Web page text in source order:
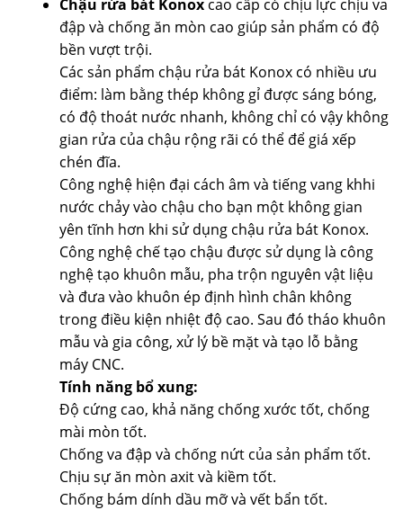
Chậu rửa bát Konoxcao cấp có chịu lực chịu va
đập và chống ăn mòn cao giúp sản phẩm có độ
bền vượt trội.
Các sản phẩm chậu rửa bát Konox có nhiều ưu
điểm: làm bằng thép không gỉ được sáng bóng,
có độ thoát nước nhanh, không chỉ có vậy không
gian rửa của chậu rộng rãi có thể để giá xếp
chén đĩa.
Công nghệ hiện đại cách âm và tiếng vang khhi
nước chảy vào chậu cho bạn một không gian
yên tĩnh hơn khi sử dụng chậu rửa bát Konox.
Công nghệ chế tạo chậu được sử dụng là công
nghệ tạo khuôn mẫu, pha trộn nguyên vật liệu
và đưa vào khuôn ép định hình chân không
trong điều kiện nhiệt độ cao. Sau đó tháo khuôn
mẫu và gia công, xử lý bề mặt và tạo lỗ bằng
máy CNC.
Tính năng bổ xung:
Độ cứng cao, khả năng chống xước tốt, chống
mài mòn tốt.
Chống va đập và chống nứt của sản phẩm tốt.
Chịu sự ăn mòn axit và kiềm tốt.
Chống bám dính dầu mỡ và vết bẩn tốt.